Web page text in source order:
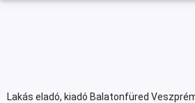
Lakás eladó, kiadó Balatonfüred